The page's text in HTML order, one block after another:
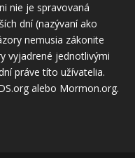
nie je spravovaná
dní (nazývaní ako
nemusia zákonite
vyjadrené jednotlivými
práve títo užívatelia.
alebo Mormon.org.